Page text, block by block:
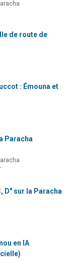
de route de
: Émouna et
Paracha
D" sur la Paracha
en IA